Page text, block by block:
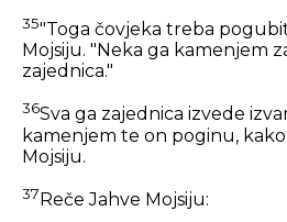
35"Toga čovjeka treba
Mojsiju. "Neka ga kamenjem
zajednica."
36Sva ga zajednica izvede
kamenjem te on poginu,
Mojsiju.
37Reče Jahve Mojsiju: